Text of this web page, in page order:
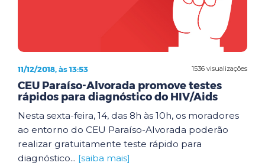
1536 visualizações
11/12/2018, às 13:53
CEU Paraíso-Alvorada promove testes
rápidos para diagnóstico do HIV/Aids
Nesta sexta-feira, 14, das 8h às 10h, os moradores
ao entorno do CEU Paraíso-Alvorada poderão
realizar gratuitamente teste rápido para
diagnóstico... [saiba mais]